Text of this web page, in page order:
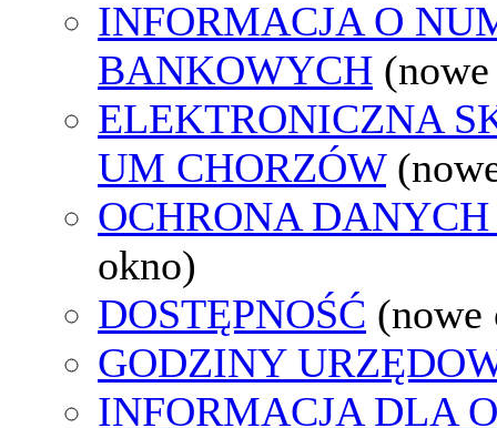
INFORMACJA O
BANKOWYCH
ELEKTRONICZNA
UM CHORZÓW
OCHRONA
okno)
DOSTĘPNOŚĆ (nowe
GODZINY
INFORMACJA DLA